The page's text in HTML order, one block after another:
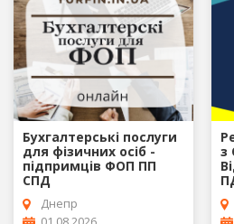
Бухгалтерські послуги
для фізичних осіб -
підпримців ФОП ПП
СПД
Днепр
з